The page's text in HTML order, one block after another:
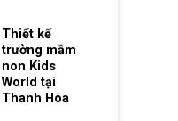
Thiết kế
trường mầm
non Kids
World tại
Thanh Hóa